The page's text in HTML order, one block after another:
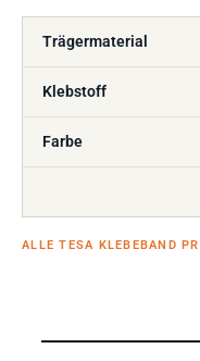
Trägermaterial
Klebstoff
Farbe
ALLE TESA KLEBEBAND